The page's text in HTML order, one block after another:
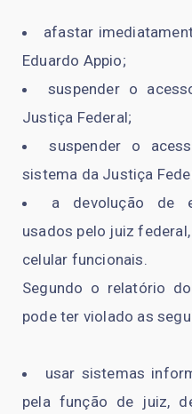
afastar
Eduardo Appio;
suspender o
Justiça Federal;
suspender o
sistema da Justiça
a devolução de
usados pelo juiz
celular funcionais.
Segundo o relatório
pode ter violado as
usar sistemas
pela função de juiz,